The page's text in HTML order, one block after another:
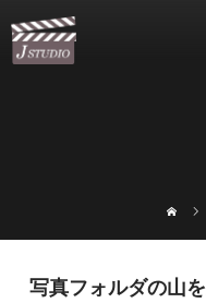
写真フォルダの山